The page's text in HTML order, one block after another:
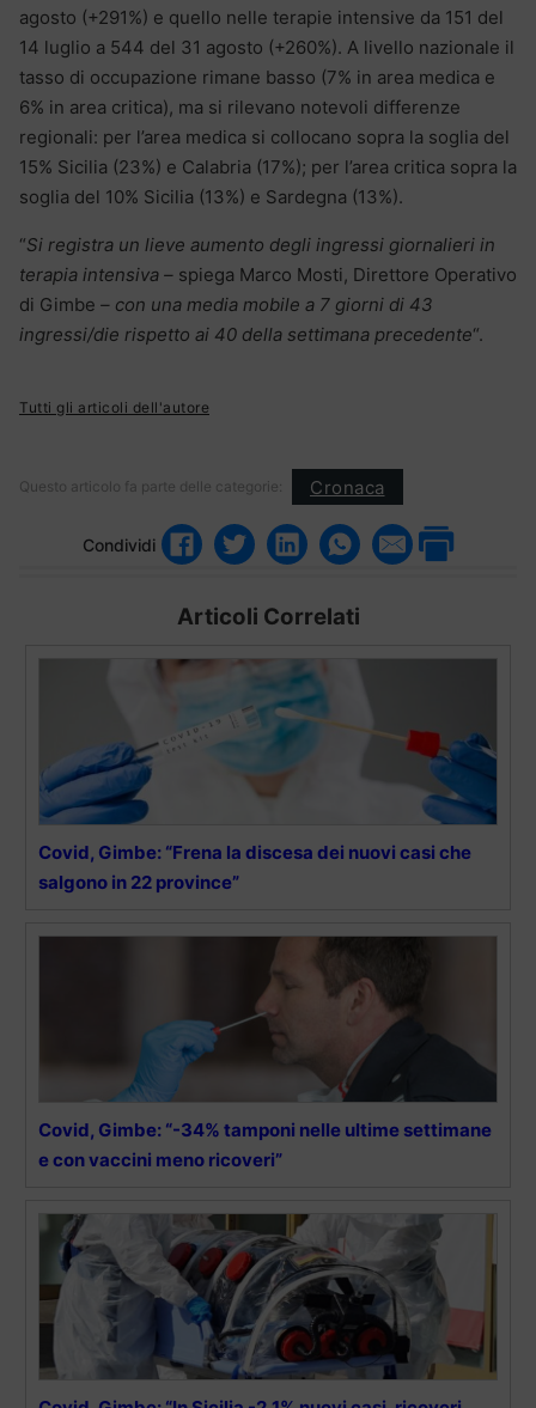
agosto (+291%) e quello nelle terapie intensive da 151 del
14 luglio a 544 del 31 agosto (+260%). A livello nazionale il
tasso di occupazione rimane basso (7% in area medica e
6% in area critica), ma si rilevano notevoli differenze
regionali: per l’area medica si collocano sopra la soglia del
15% Sicilia (23%) e Calabria (17%); per l’area critica sopra la
soglia del 10% Sicilia (13%) e Sardegna (13%).
“Si registra un lieve aumento degli ingressi giornalieri in
terapia intensiva – spiega Marco Mosti, Direttore Operativo
di Gimbe – con una media mobile a 7 giorni di 43
ingressi/die rispetto ai 40 della settimana precedente“.
Tutti gli articoli dell'autore
Questo articolo fa parte delle categorie: Cronaca
Condividi
Articoli Correlati
Covid, Gimbe: “Frena la discesa dei nuovi casi che
salgono in 22 province”
Covid, Gimbe: “-34% tamponi nelle ultime settimane
e con vaccini meno ricoveri”